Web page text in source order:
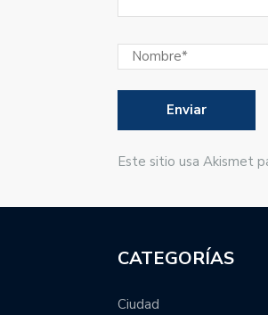
Este sitio usa Akismet
CATEGORÍAS
Ciudad